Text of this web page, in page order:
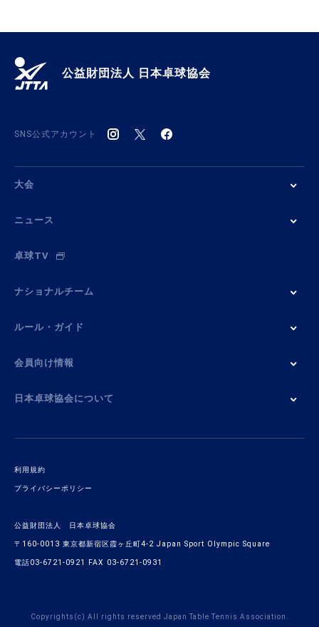
公益財団法人 日本卓球協会
SNS公式アカウント
大会
ニュース
卓球TV
ナショナルチーム
ルール・ガイド
会員向け情報
日本卓球協会について
利用規約
プライバシーポリシー
公益財団法人 日本卓球協会
〒160-0013 東京都新宿区霞ヶ丘町4-2 Japan Sport Olympic Square
電話03-6721-0921 FAX 03-6721-0931
Copyrights(c) All rights reserved Japan Table Tennis Association.